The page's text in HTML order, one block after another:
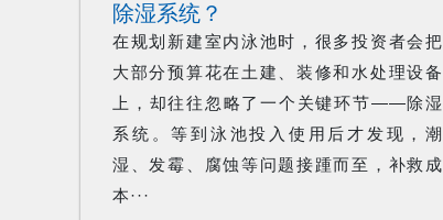
除湿系统？
在规划新建室内泳池时，很多投资者会把
大部分预算花在土建、装修和水处理设备
上，却往往忽略了一个关键环节——除湿
系统。等到泳池投入使用后才发现，潮
湿、发霉、腐蚀等问题接踵而至，补救成
本···